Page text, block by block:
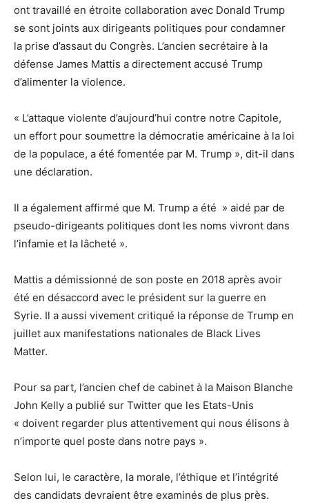
ont travaillé en étroite collaboration avec Donald Trump
se sont joints aux dirigeants politiques pour condamner
la prise d’assaut du Congrès. L’ancien secrétaire à la
défense James Mattis a directement accusé Trump
d’alimenter la violence.
« L’attaque violente d’aujourd’hui contre notre Capitole,
un effort pour soumettre la démocratie américaine à la loi
de la populace, a été fomentée par M. Trump », dit-il dans
une déclaration.
Il a également affirmé que M. Trump a été » aidé par de
pseudo-dirigeants politiques dont les noms vivront dans
l’infamie et la lâcheté ».
Mattis a démissionné de son poste en 2018 après avoir
été en désaccord avec le président sur la guerre en
Syrie. Il a aussi vivement critiqué la réponse de Trump en
juillet aux manifestations nationales de Black Lives
Matter.
Pour sa part, l’ancien chef de cabinet à la Maison Blanche
John Kelly a publié sur Twitter que les Etats-Unis
« doivent regarder plus attentivement qui nous élisons à
n’importe quel poste dans notre pays ».
Selon lui, le caractère, la morale, l’éthique et l’intégrité
des candidats devraient être examinés de plus près.